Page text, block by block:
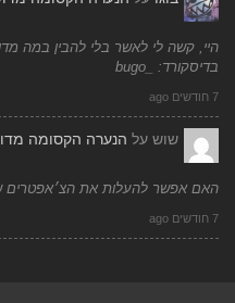
היי, קשה לי לאשר בלי להבין במה
בדיסקורד: _bugo
7 חודשים ago
שוש על הנערה הקסומה
האם אפשר להעלות את הצ׳אפטרים
7 חודשים ago